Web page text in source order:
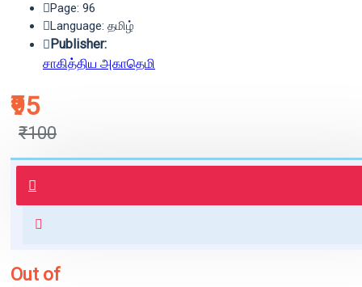
₹95
₹100
Page: 96
Language: தமிழ்
Publisher:
சாகித்திய அகாதெமி
புத்தகம் 3 - 7 நாட்களில் அனுப்பி
வைக்கப்படும்.
for orders above ₹1000 within
Out of